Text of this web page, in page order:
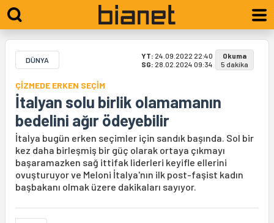
DÜNYA YT: 24.09.2022 22:40
SG: 28.02.2024 09:34
Okuma
5 dakika
ÇİZMEDE ERKEN SEÇİM
İtalyan solu birlik olamamanın
bedelini ağır ödeyebilir
İtalya bugün erken seçimler için sandık başında. Sol bir
kez daha birleşmiş bir güç olarak ortaya çıkmayı
başaramazken sağ ittifak liderleri keyifle ellerini
ovuşturuyor ve Meloni İtalya'nın ilk post-faşist kadın
başbakanı olmak üzere dakikaları sayıyor.